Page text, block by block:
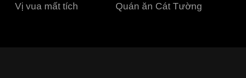
Vị vua mất tích Quán ăn Cát Tường